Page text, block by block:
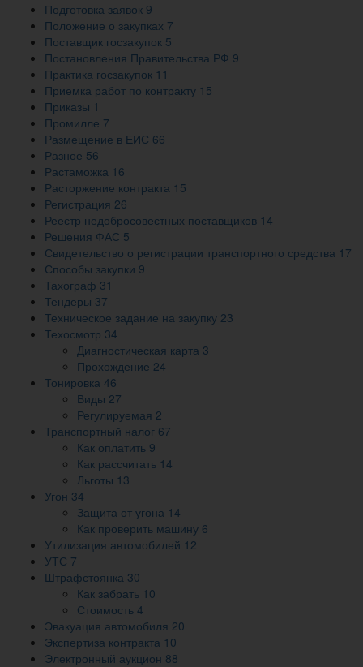
Подготовка заявок 9
Положение о закупках 7
Поставщик госзакупок 5
Постановления Правительства РФ 9
Практика госзакупок 11
Приемка работ по контракту 15
Приказы 1
Промилле 7
Размещение в ЕИС 66
Разное 56
Растаможка 16
Расторжение контракта 15
Регистрация 26
Реестр недобросовестных поставщиков 14
Решения ФАС 5
Свидетельство о регистрации транспортного средства 17
Способы закупки 9
Тахограф 31
Тендеры 37
Техническое задание на закупку 23
Техосмотр 34
Диагностическая карта 3
Прохождение 24
Тонировка 46
Виды 27
Регулируемая 2
Транспортный налог 67
Как оплатить 9
Как рассчитать 14
Льготы 13
Угон 34
Защита от угона 14
Как проверить машину 6
Утилизация автомобилей 12
УТС 7
Штрафстоянка 30
Как забрать 10
Стоимость 4
Эвакуация автомобиля 20
Экспертиза контракта 10
Электронный аукцион 88